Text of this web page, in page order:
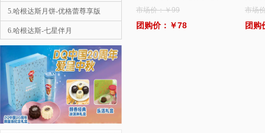
5.哈根达斯月饼-优格蕾尊享版
6.哈根达斯-七星伴月
7.哈根达斯月饼-彩云追月
8.哈根达斯-金尊
9.星巴克-星情月饼礼盒
10.星巴克-星悦月饼礼盒
哈根达斯月饼-彩云追月
市场价：￥99
团购价：￥78
市场
团购